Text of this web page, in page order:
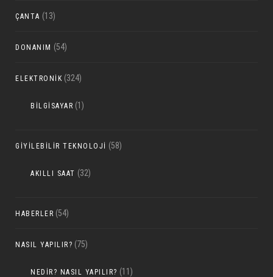
ÇANTA (13)
DONANIM (54)
ELEKTRONIK (324)
BILGISAYAR (1)
GIYILEBILIR TEKNOLOJI (58)
AKILLI SAAT (32)
HABERLER (54)
NASIL YAPILIR? (75)
NEDIR? NASIL YAPILIR? (11)